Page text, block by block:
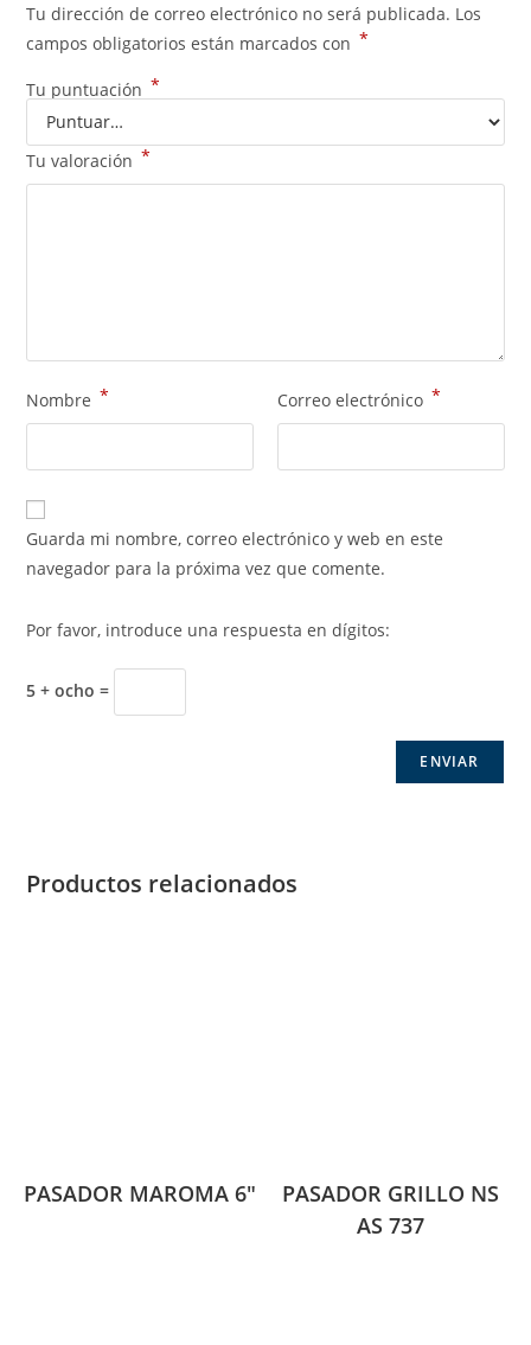
Tu dirección de correo electrónico no será publicada. Los
campos obligatorios están marcados con *
Tu puntuación *
Tu valoración *
Nombre * Correo electrónico *
Guarda mi nombre, correo electrónico y web en este
navegador para la próxima vez que comente.
Por favor, introduce una respuesta en dígitos:
5 + ocho =
Productos relacionados
PASADOR MAROMA 6″
PASADOR GRILLO NS
AS 737